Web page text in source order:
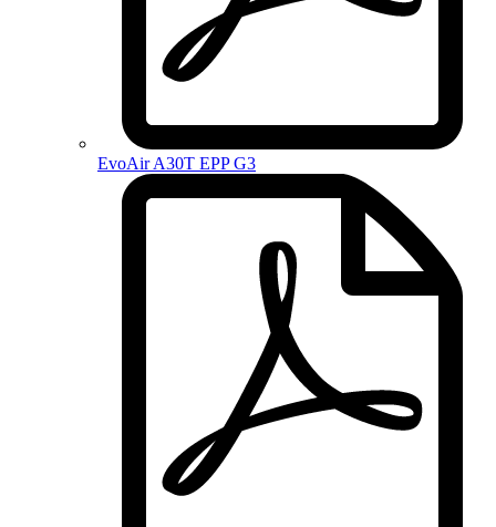
EvoAir A30T EPP G3